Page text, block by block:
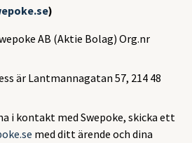
)
AB (Aktie Bolag) Org.nr
är Lantmannagatan 57, 214 48
i kontakt med Swepoke, skicka ett
med ditt ärende och dina